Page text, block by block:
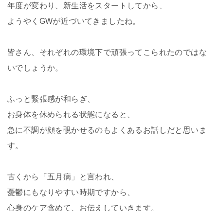
年度が変わり、新生活をスタートしてから、
ようやく GWが近づいてきましたね。
皆さん、それぞれの環境下で頑張ってこられたのではな
いでしょうか。
ふっと緊張感が和らぎ、
お身体を休められる状態になると、
急に不調が顔を覗かせるのもよくあるお話しだと思いま
す。
古くから「五月病」と言われ、
憂鬱にもなりやすい時期ですから、
心身のケア含めて、お伝えしていきます。